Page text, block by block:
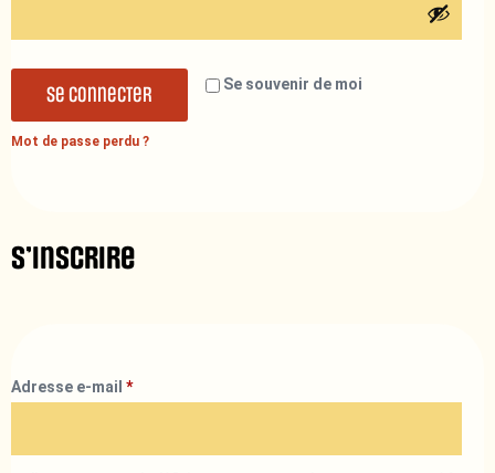
Se souvenir de moi
Se connecter
Mot de passe perdu ?
S’inscrire
Adresse e-mail *